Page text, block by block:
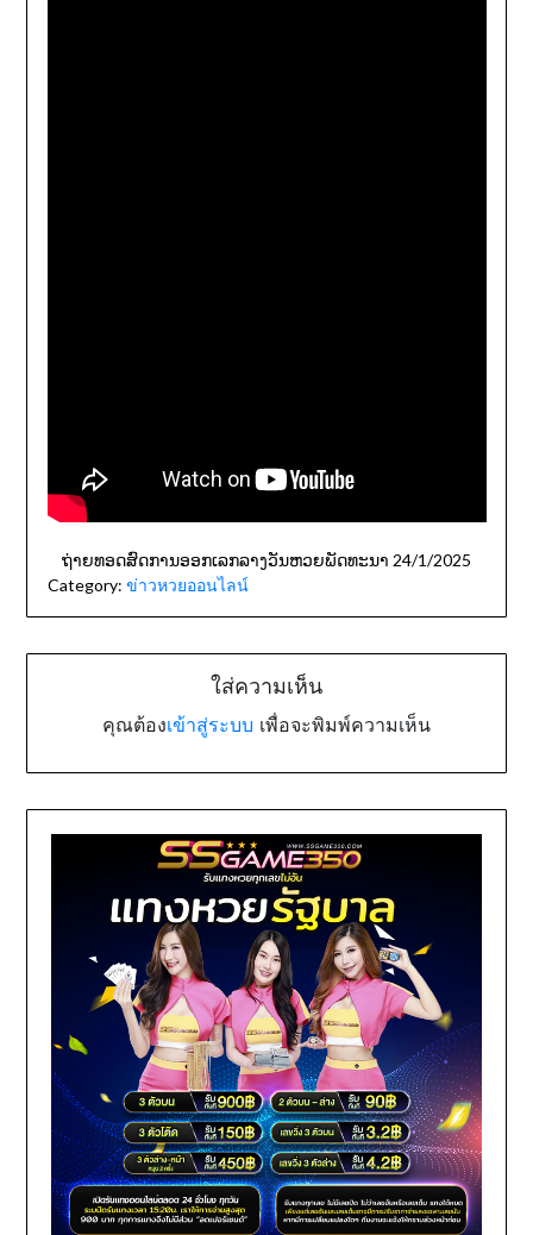
ຖ່າຍທອດສົດການອອກເລກລາງວັນຫວຍພັດທະນາ 24/1/2025
Category: ข่าวหวยออนไลน์
ใส่ความเห็น
คุณต้องเข้าสู่ระบบ เพื่อจะพิมพ์ความเห็น